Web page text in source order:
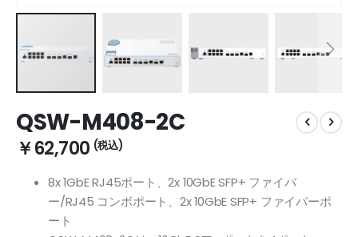
to
the
beginning
images
gallery
QSW-M408-2C
￥62,700
8x 1GbE RJ45ポート、2x 10GbE SFP+ ファイバ
ー/RJ45 コンボポート、2x 10GbE SFP+ ファイバーポ
ート